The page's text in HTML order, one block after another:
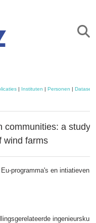
| Instituten | Personen | Datasets
communities: a study
wind farms
programma's en intiatieven